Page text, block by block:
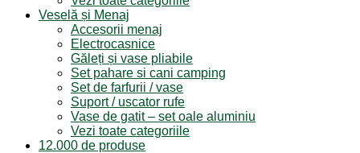
Veselă și Menaj
Accesorii menaj
Electrocasnice
Găleți și vase pliabile
Set pahare si cani camping
Set de farfurii / vase
Suport / uscator rufe
Vase de gatit – set oale aluminiu
Vezi toate categoriile
12.000 de produse